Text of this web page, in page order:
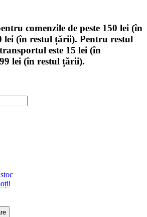
comenzile de peste 150 lei (în
lei (în restul țării). Pentru restul
este 15 lei (în
lei (în restul țării).